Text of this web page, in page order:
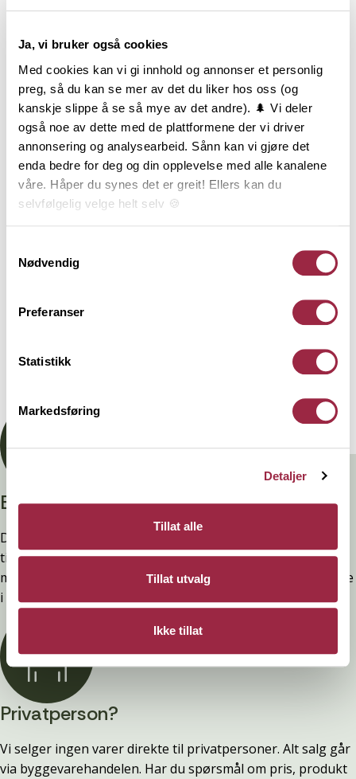
Ja, vi bruker også cookies
Med cookies kan vi gi innhold og annonser et personlig
preg, så du kan se mer av det du liker hos oss (og
kanskje slippe å se så mye av det andre). 🌲 Vi deler
også noe av dette med de plattformene der vi driver
annonsering og analysearbeid. Sånn kan vi gjøre det
enda bedre for deg og din opplevelse med alle kanalene
våre. Håper du synes det er greit! Ellers kan du
selvfølgelig velge helt selv 🍪
Nødvendig
Preferanser
Statistikk
Markedsføring
Detaljer
Tillat alle
Tillat utvalg
Ikke tillat
Produktinformasjon
Barokk ligner Rektangulær kledning, men har en
staff på begge sider av bordet som gir en elegant og
tidløs kledning som passer til mange boligstiler.
Barokk monteres stående som overligger og med en
Rektangulær kledning som underligger. Huset vil få
ulik karakter om du velger smal eller bred Barokk.
Overliggerne finnes i 73 mm og 148 mm bredde, og
leveres i flere typer behandlinger. Bruken av smal
Barokk betegnes ofte som lektekledning.
Behandling
Branntestet
Denne kledninger er testet, dokumentert, godkjent og
tilfredsstiller preakseptert ytelse for brann (D-s2,d0) ved
montering. Ytelsen opprettholdes ved å følge anvisningene
i våre FDV-er.
Privatperson?
Vi selger ingen varer direkte til privatpersoner. Alt salg går
via byggevarehandelen. Har du spørsmål om pris, produkt